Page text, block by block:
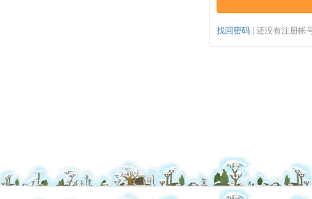
找回密码 | 还没有注册帐